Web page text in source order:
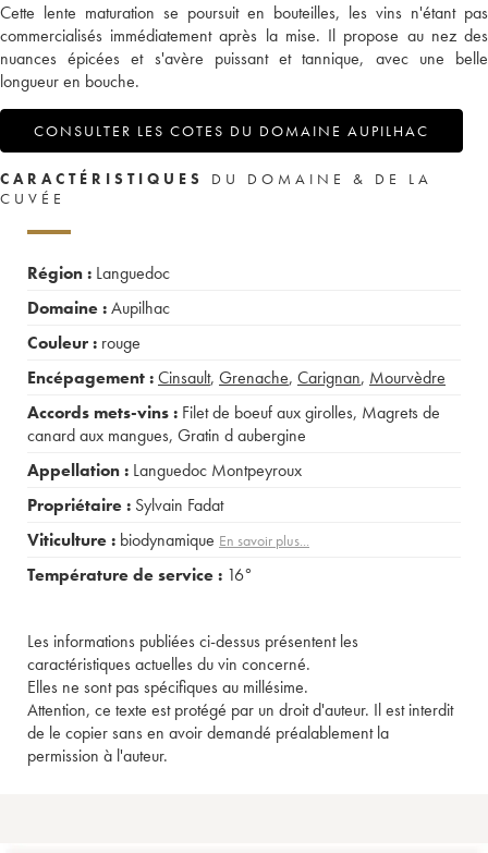
Cette lente maturation se poursuit en bouteilles, les vins n'étant pas
commercialisés immédiatement après la mise. Il propose au nez des
nuances épicées et s'avère puissant et tannique, avec une belle
longueur en bouche.
CONSULTER LES COTES DU DOMAINE AUPILHAC
CARACTÉRISTIQUES
DU DOMAINE & DE LA
CUVÉE
Région : Languedoc
Domaine :Aupilhac
Couleur : rouge
Encépagement :Cinsault, Grenache, Carignan, Mourvèdre
Accords mets-vins : Filet de boeuf aux girolles, Magrets de
canard aux mangues, Gratin d aubergine
Appellation : Languedoc Montpeyroux
Propriétaire : Sylvain Fadat
Viticulture : biodynamique En savoir plus...
Température de service : 16°
Les informations publiées ci-dessus présentent les
caractéristiques actuelles du vin concerné.
Elles ne sont pas spécifiques au millésime.
Attention, ce texte est protégé par un droit d'auteur. Il est interdit
de le copier sans en avoir demandé préalablement la
permission à l'auteur.